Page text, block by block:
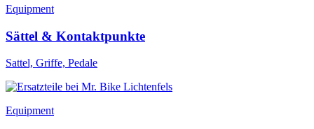
Equipment
Sättel & Kontaktpunkte
Sattel, Griffe, Pedale
Equipment